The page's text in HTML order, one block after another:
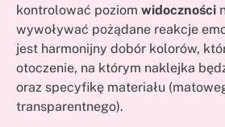
kontrolować poziom widoczności
wywoływać pożądane reakcje
jest harmonijny dobór kolorów,
otoczenie, na którym naklejka
oraz specyfikę materiału
transparentnego).